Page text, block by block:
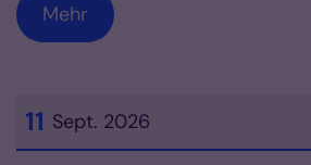
Mehr
11 Sept. 2026